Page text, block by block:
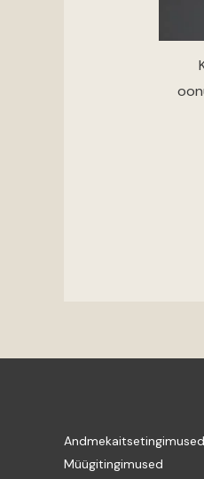
Andmekaitsetingimused
Müügitingimused